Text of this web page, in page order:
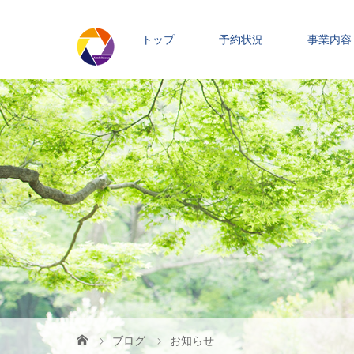
トップ 予約状況 事業内容
ブログ お知らせ